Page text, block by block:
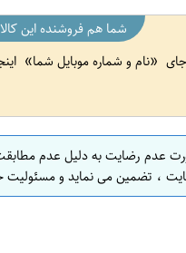
شما هم فروشنده این
نام و شماره موبایل شما
عدم رضایت به دلیل عدم
، تضمین می نماید و مسئولیت